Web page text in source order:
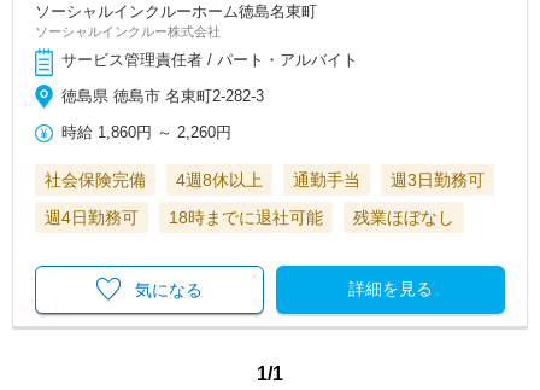
ソーシャルインクルーホーム徳島名東町
ソーシャルインクルー株式会社
サービス管理責任者 / パート・アルバイト
徳島県 徳島市 名東町2-282-3
時給 1,860円 ～ 2,260円
社会保険完備 4週8休以上 通勤手当
週3日勤務可
週4日勤務可
18時までに退社可能 残業ほぼなし
詳細を見る
気になる
1/1